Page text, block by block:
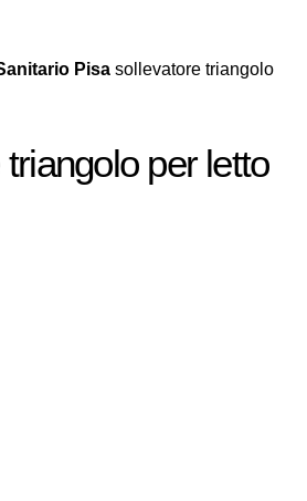
Pisa sollevatore triangolo
per letto